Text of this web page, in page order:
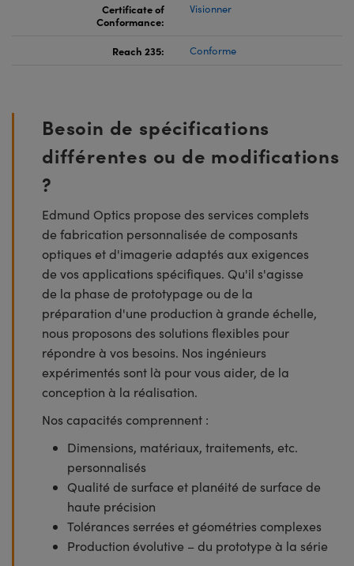
Certificate of
Conformance:
Visionner
Reach 235: Conforme
Besoin de spécifications
différentes ou de modifications
?
Edmund Optics propose des services complets
de fabrication personnalisée de composants
optiques et d'imagerie adaptés aux exigences
de vos applications spécifiques. Qu'il s'agisse
de la phase de prototypage ou de la
préparation d'une production à grande échelle,
nous proposons des solutions flexibles pour
répondre à vos besoins. Nos ingénieurs
expérimentés sont là pour vous aider, de la
conception à la réalisation.
Nos capacités comprennent :
Dimensions, matériaux, traitements, etc.
personnalisés
Qualité de surface et planéité de surface de
haute précision
Tolérances serrées et géométries complexes
Production évolutive – du prototype à la série